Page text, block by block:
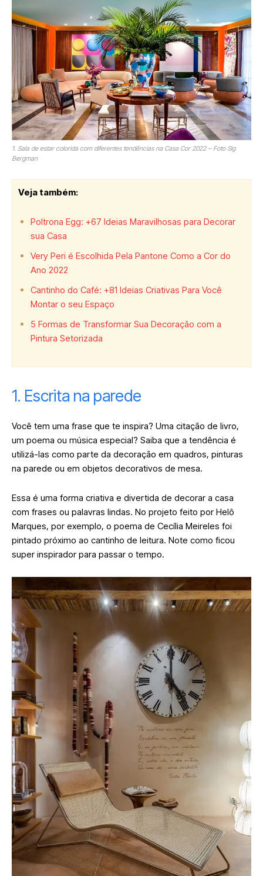
1. Sala de estar colorida com diferentes tendências na Casa Cor 2022 – Foto Sig
Bergman
Veja também:
Poltrona Egg: +67 Ideias Maravilhosas para Decorar
sua Casa
Very Peri é Escolhida Pela Pantone Como a Cor do
Ano 2022
Cantinho do Café: +81 Ideias Criativas Para Você
Montar o seu Espaço
5 Formas de Transformar Sua Decoração com a
Pintura Setorizada
1. Escrita na parede
Você tem uma frase que te inspira? Uma citação de livro,
um poema ou música especial? Saiba que a tendência é
utilizá-las como parte da decoração em quadros, pinturas
na parede ou em objetos decorativos de mesa.
Essa é uma forma criativa e divertida de decorar a casa
com frases ou palavras lindas. No projeto feito por Helô
Marques, por exemplo, o poema de Cecília Meireles foi
pintado próximo ao cantinho de leitura. Note como ficou
super inspirador para passar o tempo.